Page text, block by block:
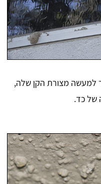
למעשה מצורת הקן שלה,
של כד.